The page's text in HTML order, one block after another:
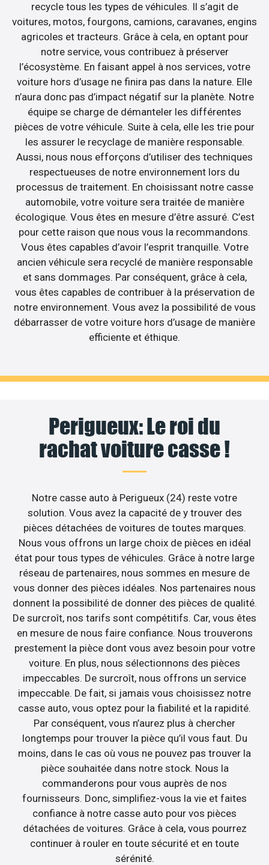
recycle tous les types de véhicules. Il s’agit de
voitures, motos, fourgons, camions, caravanes, engins
agricoles et tracteurs. Grâce à cela, en optant pour
notre service, vous contribuez à préserver
l’écosystème. En faisant appel à nos services, votre
voiture hors d’usage ne finira pas dans la nature. Elle
n’aura donc pas d’impact négatif sur la planète. Notre
équipe se charge de démanteler les différentes
pièces de votre véhicule. Suite à cela, elle les trie pour
les assurer le recyclage de manière responsable.
Aussi, nous nous efforçons d’utiliser des techniques
respectueuses de notre environnement lors du
processus de traitement. En choisissant notre casse
automobile, votre voiture sera traitée de manière
écologique. Vous êtes en mesure d’être assuré. C’est
pour cette raison que nous vous la recommandons.
Vous êtes capables d’avoir l’esprit tranquille. Votre
ancien véhicule sera recyclé de manière responsable
et sans dommages. Par conséquent, grâce à cela,
vous êtes capables de contribuer à la préservation de
notre environnement. Vous avez la possibilité de vous
débarrasser de votre voiture hors d’usage de manière
efficiente et éthique.
Perigueux: Le roi du
rachat voiture casse !
Notre casse auto à Perigueux (24) reste votre
solution. Vous avez la capacité de y trouver des
pièces détachées de voitures de toutes marques.
Nous vous offrons un large choix de pièces en idéal
état pour tous types de véhicules. Grâce à notre large
réseau de partenaires, nous sommes en mesure de
vous donner des pièces idéales. Nos partenaires nous
donnent la possibilité de donner des pièces de qualité.
De surcroît, nos tarifs sont compétitifs. Car, vous êtes
en mesure de nous faire confiance. Nous trouverons
prestement la pièce dont vous avez besoin pour votre
voiture. En plus, nous sélectionnons des pièces
impeccables. De surcroît, nous offrons un service
impeccable. De fait, si jamais vous choisissez notre
casse auto, vous optez pour la fiabilité et la rapidité.
Par conséquent, vous n’aurez plus à chercher
longtemps pour trouver la pièce qu’il vous faut. Du
moins, dans le cas où vous ne pouvez pas trouver la
pièce souhaitée dans notre stock. Nous la
commanderons pour vous auprès de nos
fournisseurs. Donc, simplifiez-vous la vie et faites
confiance à notre casse auto pour vos pièces
détachées de voitures. Grâce à cela, vous pourrez
continuer à rouler en toute sécurité et en toute
sérénité.